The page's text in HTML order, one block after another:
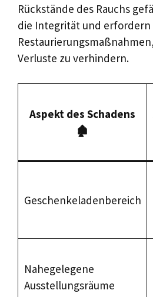
Rückstände des Rauchs
die Integrität und erfordern
Verluste zu verhindern.
Aspekt des Schadens
🏚️
Geschenkeladenbereich
Nahegelegene
Ausstellungsräume